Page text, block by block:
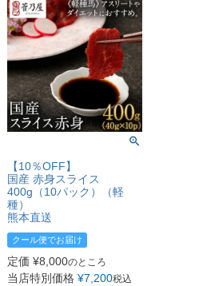
【10％OFF】
国産 赤身スライス
400g（10パック）（軽
種）
熊本直送
クール便でお届け
定価 ¥8,000のところ
当店特別価格 ¥7,200税込